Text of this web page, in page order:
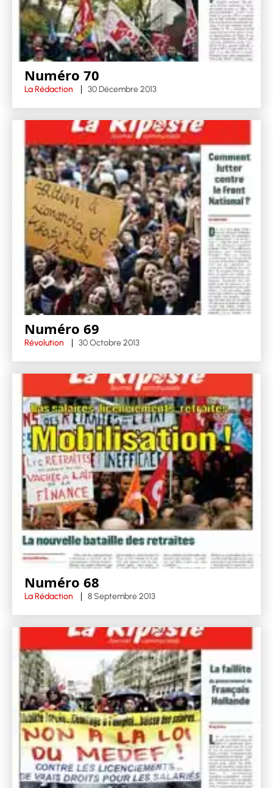
Numéro 70
La Rédaction 30 Décembre 2013
Numéro 69
Révolution 30 Octobre 2013
Numéro 68
La Rédaction 8 Septembre 2013